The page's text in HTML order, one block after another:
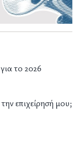
το 2026
επιχείρησή μου;